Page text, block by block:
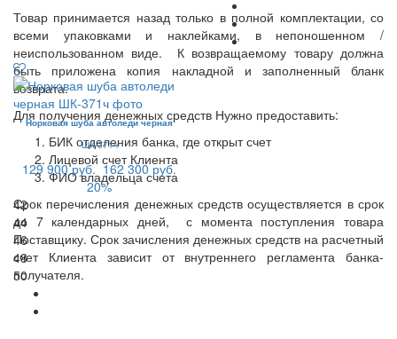
Товар принимается назад только в полной комплектации, со
всеми упаковками и наклейками, в непоношенном /
неиспользованном виде. К возвращаемому товару должна
быть приложена копия накладной и заполненный бланк
возврата.
Для получения денежных средств Нужно предоставить:
БИК отделения банка, где открыт счет
Лицевой счет Клиента
ФИО владельца счета
Срок перечисления денежных средств осуществляется в срок
до 7 календарных дней, с момента поступления товара
Поставщику. Срок зачисления денежных средств на расчетный
счет Клиента зависит от внутреннего регламента банка-
получателя.
Норковая шуба автоледи черная
ШК-371ч
129 900 руб. 162 300 руб.
20%
42
44
46
48
50